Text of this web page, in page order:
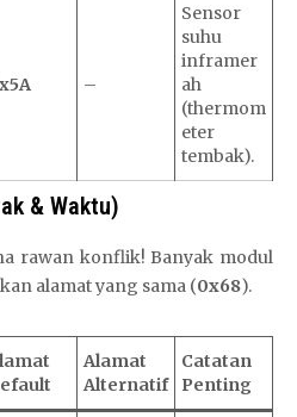
–
Sensor
suhu
inframer
ah
(thermom
eter
tembak).
& Waktu)
rawan konflik! Banyak modul
alamat yang sama (0x68).
Alamat
Alternatif
Catatan
Penting